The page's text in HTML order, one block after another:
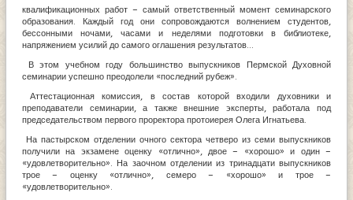
квалификационных работ – самый ответственный момент семинарского
образования. Каждый год они сопровождаются волнением студентов,
бессонными ночами, часами и неделями подготовки в библиотеке,
напряжением усилий до самого оглашения результатов…
В этом учебном году большинство выпускников Пермской Духовной
семинарии успешно преодолели «последний рубеж».
Аттестационная комиссия, в состав которой входили духовники и
преподаватели семинарии, а также внешние эксперты, работала под
председательством первого проректора протоиерея Олега Игнатьева.
На пастырском отделении очного сектора четверо из семи выпускников
получили на экзамене оценку «отлично», двое – «хорошо» и один –
«удовлетворительно». На заочном отделении из тринадцати выпускников
трое – оценку «отлично», семеро – «хорошо» и трое –
«удовлетворительно».